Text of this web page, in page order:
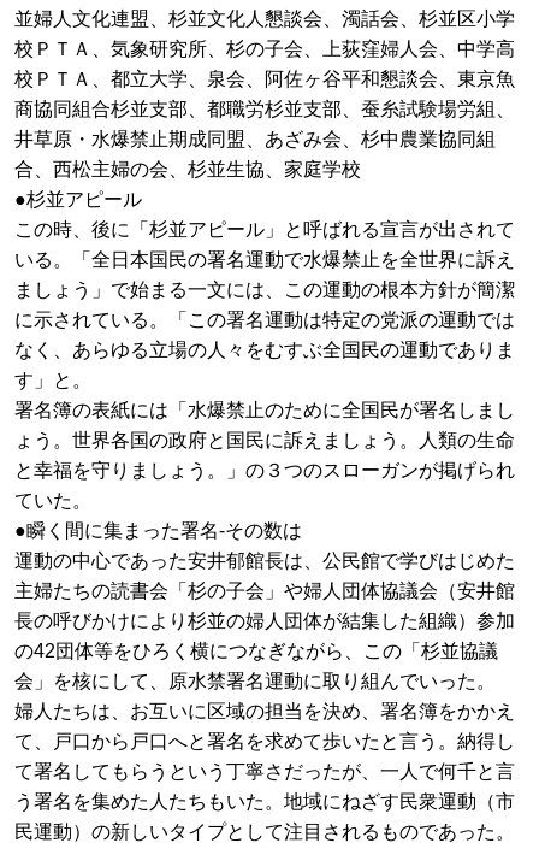
並婦人文化連盟、杉並文化人懇談会、濁話会、杉並区小学
校ＰＴＡ、気象研究所、杉の子会、上荻窪婦人会、中学高
校ＰＴＡ、都立大学、泉会、阿佐ヶ谷平和懇談会、東京魚
商協同組合杉並支部、都職労杉並支部、蚕糸試験場労組、
井草原・水爆禁止期成同盟、あざみ会、杉中農業協同組
合、西松主婦の会、杉並生協、家庭学校
●杉並アピール
この時、後に「杉並アピール」と呼ばれる宣言が出されて
いる。「全日本国民の署名運動で水爆禁止を全世界に訴え
ましょう」で始まる一文には、この運動の根本方針が簡潔
に示されている。「この署名運動は特定の党派の運動では
なく、あらゆる立場の人々をむすぶ全国民の運動でありま
す」と。
署名簿の表紙には「水爆禁止のために全国民が署名しまし
ょう。世界各国の政府と国民に訴えましょう。人類の生命
と幸福を守りましょう。」の３つのスローガンが掲げられ
ていた。
●瞬く間に集まった署名-その数は
運動の中心であった安井郁館長は、公民館で学びはじめた
主婦たちの読書会「杉の子会」や婦人団体協議会（安井館
長の呼びかけにより杉並の婦人団体が結集した組織）参加
の42団体等をひろく横につなぎながら、この「杉並協議
会」を核にして、原水禁署名運動に取り組んでいった。
婦人たちは、お互いに区域の担当を決め、署名簿をかかえ
て、戸口から戸口へと署名を求めて歩いたと言う。納得し
て署名してもらうという丁寧さだったが、一人で何千と言
う署名を集めた人たちもいた。地域にねざす民衆運動（市
民運動）の新しいタイプとして注目されるものであった。